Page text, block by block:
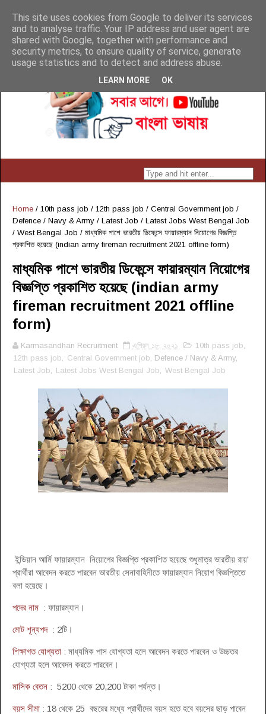
Home / 10th pass job / 12th pass job / Central Government job /
Defence / Navy & Army / Latest Job / Latest Jobs West Bengal Job
/ West Bengal Job / মাধ্যমিক পাশে ভারতীয় ডিফেন্সে ফায়ারম্যান নিয়োগের বিজ্ঞপ্তি
প্রকাশিত হয়েছে (indian army fireman recruitment 2021 offline form)
মাধ্যমিক পাশে ভারতীয় ডিফেন্সে ফায়ারম্যান নিয়োগের
বিজ্ঞপ্তি প্রকাশিত হয়েছে (indian army
fireman recruitment 2021 offline
form)
Karmasandhan Recruitment এপ্রিল ১৮, ২০২১ 10th pass job
12th pass job
Central Government job , Defence / Navy & Army,
Latest Job
Latest Jobs West Bengal Job West Bengal Job
ইন্ডিয়ান আর্মি ফায়ারম্যান নিয়োগের বিজ্ঞপ্তি প্রকাশিত হয়েছে শুধুমাত্র ভারতীয় রায়'
প্রার্থীরা আবেদন করতে পারবেন ভারতীয় সেনাবাহিনীতে ফায়ারম্যান নিয়োগ বিজ্ঞপ্তিতে
বলা হয়েছে।
পদের নাম : ফায়ারম্যান।
মোট শূন্যপদ: 2টি।
শিক্ষাগত যোগ্যতা : মাধ্যমিক পাস যোগ্যতা হলে আবেদন করতে পারবেন ও উচ্চতর
যোগ্যতা হলে আবেদন করতে পারবেন।
মাসিক বেতন : 5200 থেকে 20,200 টাকা পর্যন্ত।
বয়স সীমা : 18 থেকে 25 বছরের মধ্যে প্রার্থীদের বয়স হতে হবে বয়সের ছাড় পাবেন
This site uses cookies from Google to deliver its services
and to analyse traffic. Your IP address and user agent are
shared with Google, together with performance and
security metrics, to ensure quality of service, generate
usage statistics and to detect and address abuse.
LEARN MORE OK